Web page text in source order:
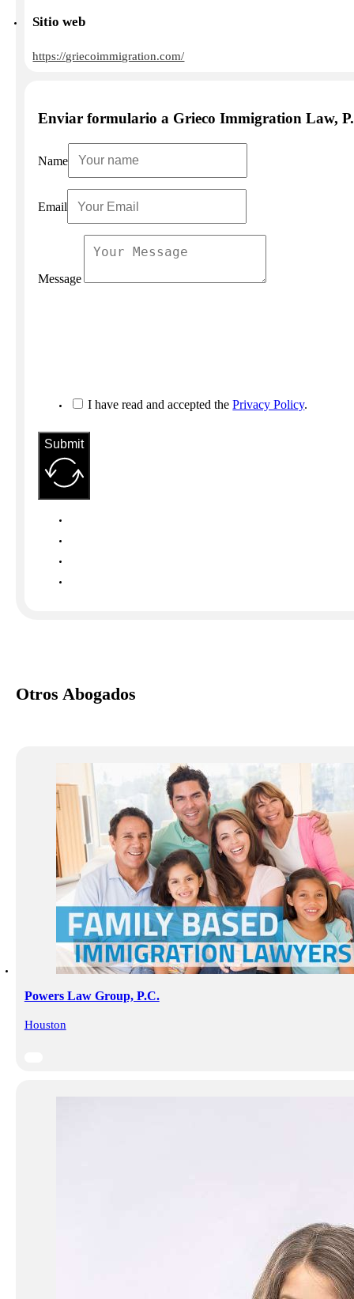
Sitio web
https://griecoimmigration.com/
Enviar formulario a Grieco Immigration Law,
Name
Email
Message
I have read and accepted thePrivacy Policy.
Submit
Otros Abogados
Powers Law Group, P.C.
Houston